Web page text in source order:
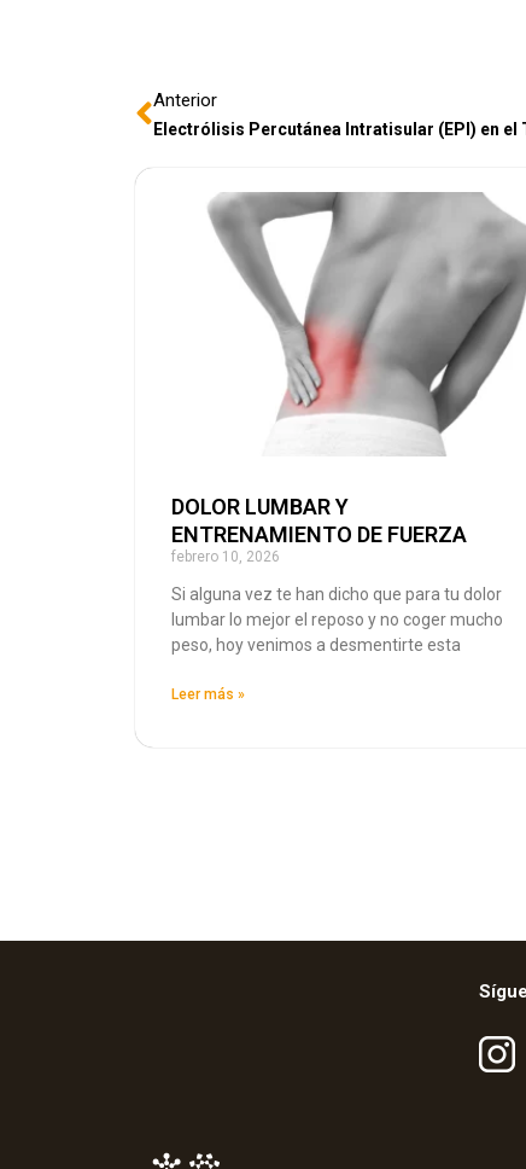
Anterior
Electrólisis Percutánea Intratisular (EPI) en
DOLOR LUMBAR Y
ENTRENAMIENTO DE FUERZA
febrero 10, 2026
Si alguna vez te han dicho que para tu dolor
lumbar lo mejor el reposo y no coger mucho
peso, hoy venimos a desmentirte esta
Leer más »